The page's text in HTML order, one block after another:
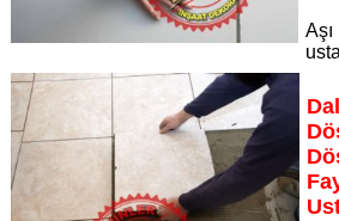
Dekorasyon, zeminlerinizi sanat eseri
kadrosuyla Aşı Koyu bölgesine özel
Sayfaya Git